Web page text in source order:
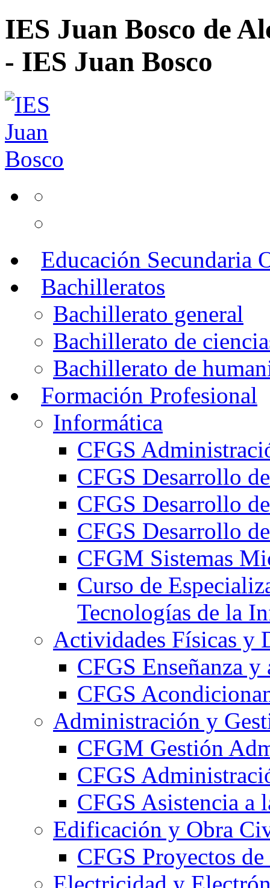
IES Juan Bosco de
- IES Juan Bosco
Educación Secundaria
Bachilleratos
Bachillerato general
Bachillerato de
Bachillerato de
Formación Profesional
Informática
CFGS
CFGS Desarrollo
CFGS Desarrollo
CFGS Desarrollo
CFGM Sistemas
Curso de
Tecnologías de la
Actividades Físicas y
CFGS Enseñanza
CFGS
Administración y
CFGM Gestión
CFGS
CFGS Asistencia a
Edificación y Obra
CFGS Proyectos